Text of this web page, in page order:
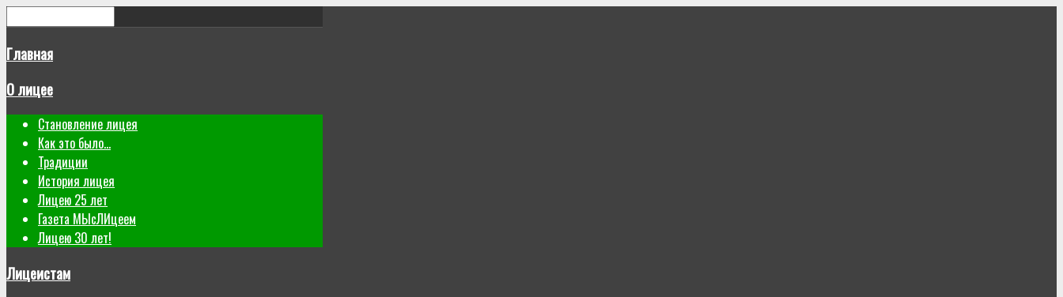
Главная
О лицее
Становление лицея
Как это было...
Традиции
История лицея
Лицею 25 лет
Газета МЫсЛИцеем
Лицею 30 лет!
Лицеистам